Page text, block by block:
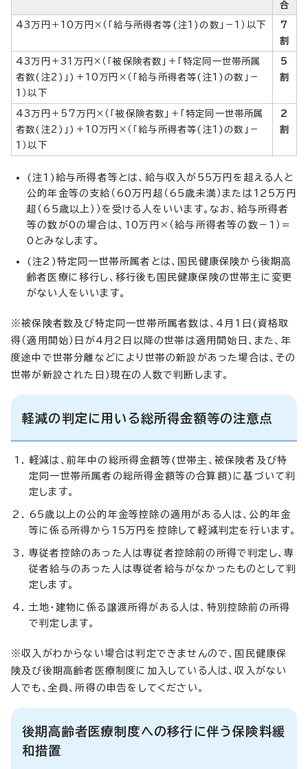
合
43万円＋10万円×（「給与所得者等(注1)の数」－1）以下
7
割
43万円＋31万円×（「被保険者数」＋「特定同一世帯所属
者数(注2)」)＋10万円×（「給与所得者等(注1)の数」－
1）以下
5
割
43万円＋57万円×（「被保険者数」＋「特定同一世帯所属
者数(注2)」)＋10万円×（「給与所得者等(注1)の数」－
1）以下
2
割
(注1)給与所得者等とは、給与収入が55万円を超える人と
公的年金等の支給（60万円超（65歳未満）または125万円
超（65歳以上））を受ける人をいいます。なお、給与所得者
等の数が0の場合は、10万円×（給与所得者等の数－1）＝
0とみなします。
(注2)特定同一世帯所属者とは、国民健康保険から後期高
齢者医療に移行し、移行後も国民健康保険の世帯主に変更
がない人をいいます。
※被保険者数及び特定同一世帯所属者数は、4月1日(資格取
得（適用開始）日が4月2日以降の世帯は適用開始日、また、年
度途中で世帯分離などにより世帯の新設があった場合は、その
世帯が新設された日)現在の人数で判断します。
軽減の判定に用いる総所得金額等の注意点
軽減は、前年中の総所得金額等(世帯主、被保険者及び特
定同一世帯所属者の総所得金額等の合算額)に基づいて判
定します。
65歳以上の公的年金等控除の適用がある人は、公的年金
等に係る所得から15万円を控除して軽減判定を行います。
専従者控除のあった人は専従者控除前の所得で判定し、専
従者給与のあった人は専従者給与がなかったものとして判
定します。
土地・建物に係る譲渡所得がある人は、特別控除前の所得
で判定します。
※収入がわからない場合は判定できませんので、国民健康保
険及び後期高齢者医療制度に加入している人は、収入がない
人でも、全員、所得の申告をしてください。
後期高齢者医療制度への移行に伴う保険料緩
和措置